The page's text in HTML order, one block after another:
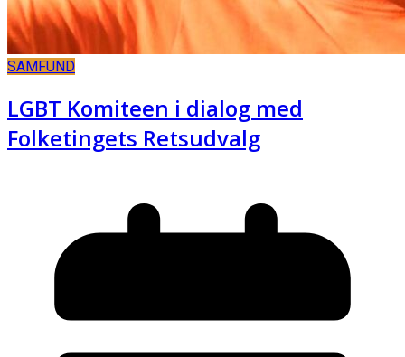
SAMFUND
LGBT Komiteen i dialog med
Folketingets Retsudvalg